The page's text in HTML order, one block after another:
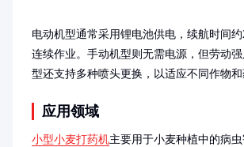
电动机型通常采用锂电池供电，续航时间
连续作业。手动机型则无需电源，但劳动
型还支持多种喷头更换，以适应不同作物和
应用领域
小型小麦打药机主要用于小麦种植中的病